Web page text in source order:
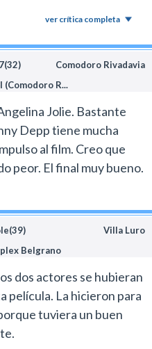
secundarios, bastante
ver crítica completa
Comodoro Rivadavia
(Comodoro R...
Jolie. Bastante
Depp tiene mucha
al film. Creo que
peor. El final muy bueno.
Villa Luro
Belgrano
dos actores se hubieran
película. La hicieron para
tuviera un buen